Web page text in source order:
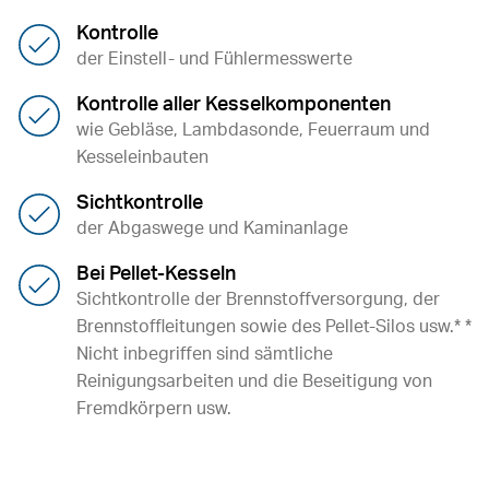
Kontrolle
der Einstell- und Fühlermesswerte
Kontrolle aller Kesselkomponenten
wie Gebläse, Lambdasonde, Feuerraum und
Kesseleinbauten
Sichtkontrolle
der Abgaswege und Kaminanlage
Bei Pellet-Kesseln
Sichtkontrolle der Brennstoffversorgung, der
Brennstoffleitungen sowie des Pellet-Silos usw.* *
Nicht inbegriffen sind sämtliche
Reinigungsarbeiten und die Beseitigung von
Fremdkörpern usw.